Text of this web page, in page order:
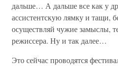
дальше… А дальше все как у
ассистентскую лямку и тащи,
осуществляй чужие замыслы,
режиссера. Ну и так далее…
Это сейчас проводятся